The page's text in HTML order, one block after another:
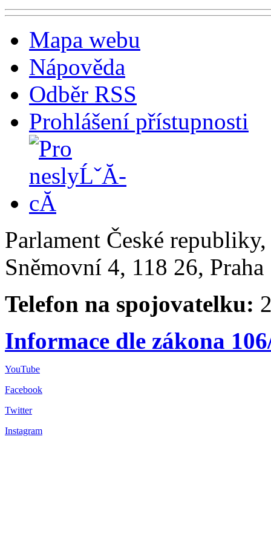
Mapa webu
Nápověda
Odběr RSS
Prohlášení přístupnosti
Parlament České
Sněmovní 4, 118 26,
Telefon na spojovatelku:
Informace dle zákona
YouTube
Facebook
Twitter
Instagram